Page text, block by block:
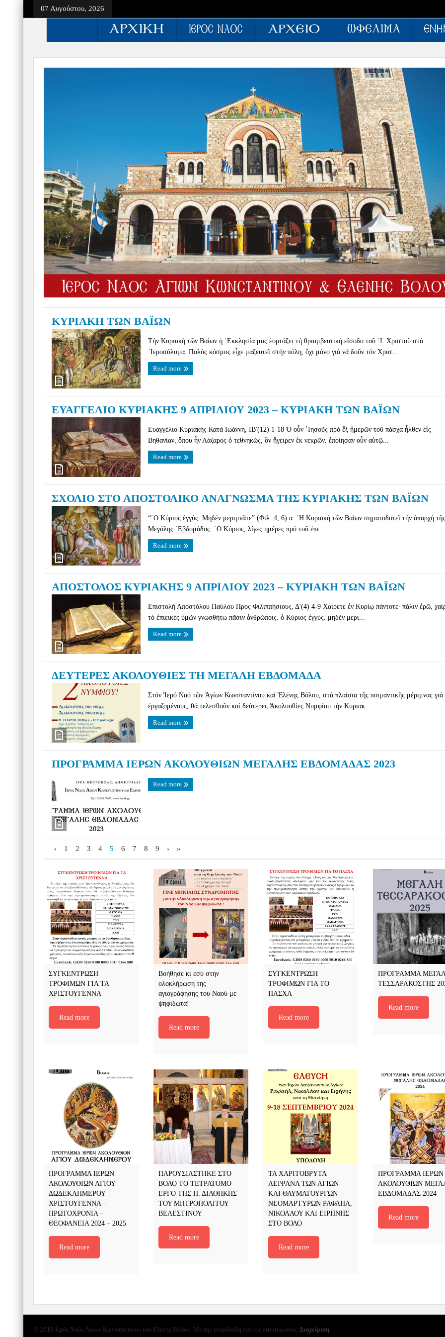
07 Αυγούστου, 2026
ΚΥΡΙΑΚΗ ΤΩΝ ΒΑΪΩΝ
Τήν Κυριακή τῶν Βαΐων ἡ ᾽Εκκλησία μας ἑορτάζει τή θριαμβευτική εἴσοδο τοῦ ᾽Ι. Χριστοῦ στά
᾽Ιεροσόλυμα. Πολύς κόσμος εἶχε μαζευτεῖ στήν πόλη, ὄχι μόνο γιά νά δοῦν τόν Χρισ...
Read more
ΕΥΑΓΓΕΛΙΟ ΚΥΡΙΑΚΗΣ 9 ΑΠΡΙΛΙΟΥ 2023 – ΚΥΡΙΑΚΗ ΤΩΝ ΒΑΪΩΝ
Ευαγγέλιο Κυριακής Κατά Ιωάννη, ΙΒ'(12) 1-18 Ὁ οὖν ᾿Ιησοῦς πρὸ ἓξ ἡμερῶν τοῦ πάσχα ἦλθεν εἰς
Βηθανίαν, ὅπου ἦν Λάζαρος ὁ τεθνηκώς, ὃν ἤγειρεν ἐκ νεκρῶν. ἐποίησαν οὖν αὐτῷ...
Read more
ΣΧΟΛΙΟ ΣΤΟ ΑΠΟΣΤΟΛΙΚΟ ΑΝΑΓΝΩΣΜΑ ΤΗΣ ΚΥΡΙΑΚΗΣ ΤΩΝ ΒΑΪΩΝ
“῾Ο Κύριος ἐγγύς. Μηδέν μεριμνᾶτε” (Φιλ. 4, 6) α. ῾Η Κυριακή τῶν Βαΐων σηματοδοτεῖ τήν ἀπαρχή τῆς
Μεγάλης ῾Εβδομάδος. ῾Ο Κύριος, λίγες ἡμέρες πρό τοῦ ἐπι...
Read more
ΑΠΟΣΤΟΛΟΣ ΚΥΡΙΑΚΗΣ 9 ΑΠΡΙΛΙΟΥ 2023 – ΚΥΡΙΑΚΗ ΤΩΝ ΒΑΪΩΝ
Επιστολή Αποστόλου Παύλου Προς Φιλιππήσιους, Δ'(4) 4-9 Χαίρετε ἐν Κυρίῳ πάντοτε· πάλιν ἐρῶ,
τὸ ἐπιεικὲς ὑμῶν γνωσθήτω πᾶσιν ἀνθρώποις. ὁ Κύριος ἐγγύς. μηδὲν μερι...
Read more
ΔΕΥΤΕΡΕΣ ΑΚΟΛΟΥΘΙΕΣ ΤΗ ΜΕΓΑΛΗ ΕΒΔΟΜΑΔΑ
Στόν Ἱερό Ναό τῶν Ἁγίων Κωνσταντίνου καί Ἑλένης Βόλου, στά πλαίσια τῆς ποιμαντικῆς μέριμνας γιά
ἐργαζομένους, θά τελεσθοῦν καί δεύτερες Ἀκολουθίες Νυμφίου τήν Κυριακ...
Read more
ΠΡΟΓΡΑΜΜΑ ΙΕΡΩΝ ΑΚΟΛΟΥΘΙΩΝ ΜΕΓΑΛΗΣ ΕΒΔΟΜΑΔΑΣ 2023
Read more
‹ 1 2 3 4 5 6 7 8 9 › »
ΣΥΓΚΕΝΤΡΩΣΗ
ΤΡΟΦΙΜΩΝ ΓΙΑ ΤΑ
ΧΡΙΣΤΟΥΓΕΝΝΑ
Read more
Βοήθησε κι εσύ στην
ολοκλήρωση της
αγιογράφησης του Ναού με
ψηφιδωτά!
Read more
ΣΥΓΚΕΝΤΡΩΣΗ
ΤΡΟΦΙΜΩΝ ΓΙΑ ΤΟ
ΠΑΣΧΑ
Read more
ΠΡΟΓΡΑΜΜΑ
ΤΕΣΣΑΡΑΚΟΣΤΗΣ
Read more
ΠΡΟΓΡΑΜΜΑ ΙΕΡΩΝ
ΑΚΟΛΟΥΘΙΩΝ ΑΓΙΟΥ
ΔΩΔΕΚΑΗΜΕΡΟΥ
ΧΡΙΣΤΟΥΓΕΝΝΑ –
ΠΡΩΤΟΧΡΟΝΙΑ –
ΘΕΟΦΑΝΕΙΑ 2024 – 2025
Read more
ΠΑΡΟΥΣΙΑΣΤΗΚΕ ΣΤΟ
ΒΟΛΟ ΤΟ ΤΕΤΡΑΤΟΜΟ
ΕΡΓΟ ΤΗΣ Π. ΔΙΑΘΗΚΗΣ
ΤΟΥ ΜΗΤΡΟΠΟΛΙΤΟΥ
ΒΕΛΕΣΤΙΝΟΥ
Read more
ΤΑ ΧΑΡΙΤΟΒΡΥΤΑ
ΛΕΙΨΑΝΑ ΤΩΝ ΑΓΙΩΝ
ΚΑΙ ΘΑΥΜΑΤΟΥΡΓΩΝ
ΝΕΟΜΑΡΤΥΡΩΝ ΡΑΦΑΗΛ,
ΝΙΚΟΛΑΟΥ ΚΑΙ ΕΙΡΗΝΗΣ
ΣΤΟ ΒΟΛΟ
Read more
ΠΡΟΓΡΑΜΜΑ ΙΕΡΩΝ
ΑΚΟΛΟΥΘΙΩΝ
ΕΒΔΟΜΑΔΑΣ 2024
Read more
© 2019 Ιερός Ναός Αγίων Κωνσταντίνου και Ελένης Βόλου. Με την επιφύλαξη παντός δικαιώματος. Διαχείριση